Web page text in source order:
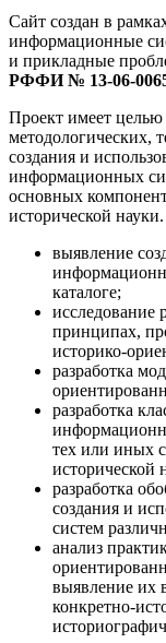
Сайт создан в
информационные
и прикладные
РФФИ № 13-06-
Проект имеет целью
методологических,
создания и
информационных
основных
исторической
выявление
каталоге;
исследование
принципах,
историко-
разработка
разработка
тех или иных
исторической
разработка
создания и
систем
анализ
выявление их
конкретно-